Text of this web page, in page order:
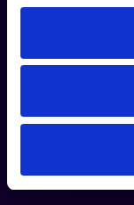
Tot ce te
Aboneaza-te la